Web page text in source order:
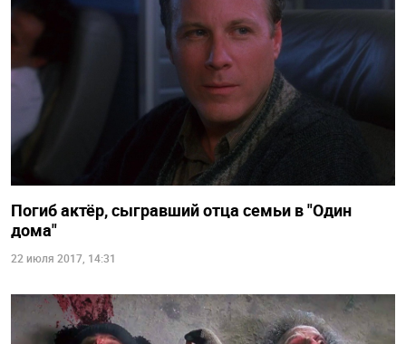
Погиб актёр, сыгравший отца семьи в "Один
дома"
22 июля 2017, 14:31